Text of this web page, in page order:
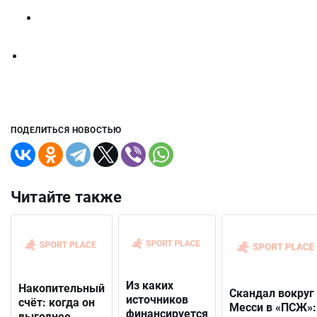
ПОДЕЛИТЬСЯ НОВОСТЬЮ
Читайте также
Накопительный
счёт: когда он
Из каких
источников
финансируется
Скандал вокруг
Месси в «ПСЖ»: